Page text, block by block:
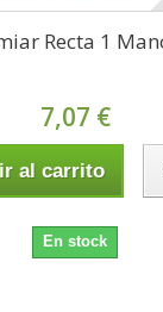
Recta 1
7,07 €
al carrito
En stock